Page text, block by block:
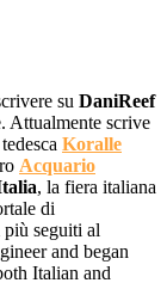
su DaniReef
Attualmente scrive
Koralle
Acquario
, la fiera italiana
di
seguiti al
and began
Italian and